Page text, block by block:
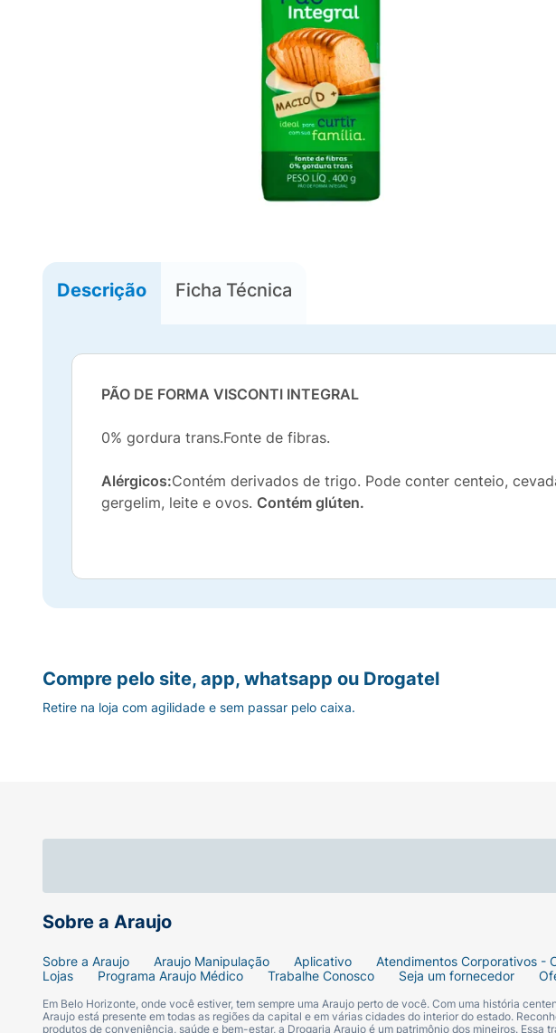
Descrição Ficha Técnica
PÃO DE FORMA VISCONTI INTEGRAL
0% gordura trans.Fonte de fibras.
Alérgicos:Contém derivados de trigo. Pode conter centeio,
gergelim, leite e ovos. Contém glúten.
Sobre a Araujo
Sobre a Araujo Araujo Manipulação Aplicativo Atendimentos Corporativos -
Lojas
Programa Araujo Médico Trabalhe Conosco Seja um fornecedor
Em Belo Horizonte, onde você estiver, tem sempre uma Araujo perto de você. Com uma história
Araujo está presente em todas as regiões da capital e em várias cidades do interior do estado.
produtos de conveniência, saúde e bem-estar, a Drogaria Araujo é um patrimônio dos mineiros. Essa
Compre pelo site, app, whatsapp ou Drogatel
Retire na loja com agilidade e sem passar pelo caixa.